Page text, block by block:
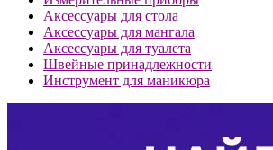
Аксессуары для стола
Аксессуары для мангала
Аксессуары для туалета
Швейные принадлежности
Инструмент для маникюра